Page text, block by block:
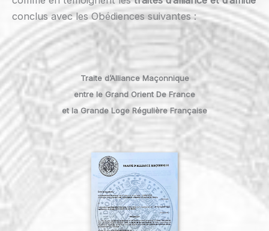
conclus avec les Obédiences suivantes :
Traite d’Alliance Maçonnique
entre le Grand Orient De France
et la Grande Loge Régulière Française